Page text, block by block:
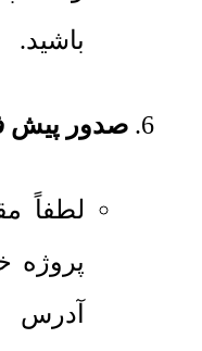
باشید.
صدور پیش
لطفاً
پروژه